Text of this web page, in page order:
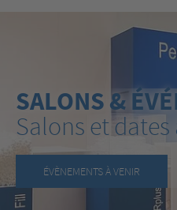
SALONS &
Salons et
ÉVÈNEMENTS À VENIR